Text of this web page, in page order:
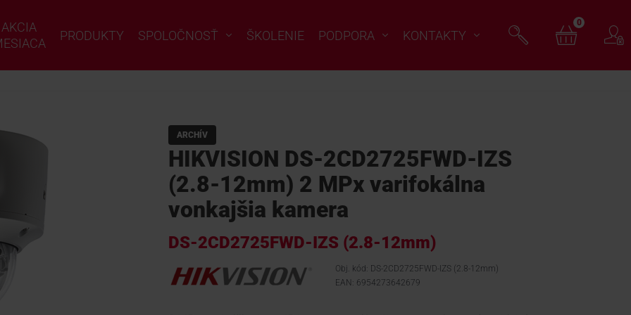
AKCIA
PRODUKTY SPOLOČNOSŤ ŠKOLENIE PODPORA KONTAKTY
0
ARCHÍV
HIKVISION DS-2CD2725FWD-IZS
(2.8-12mm) 2 MPx varifokálna
vonkajšia kamera
DS-2CD2725FWD-IZS (2.8-12mm)
Obj. kód: DS-2CD2725FWD-IZS (2.8-12mm)
EAN: 6954273642679